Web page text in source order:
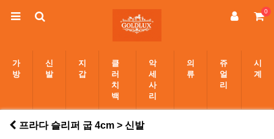
0
가
방
신
발
지
갑
클
러
치
백
악
세
사
리
의
류
쥬
얼
리
시
계
프라다 슬리퍼 굽 4cm > 신발